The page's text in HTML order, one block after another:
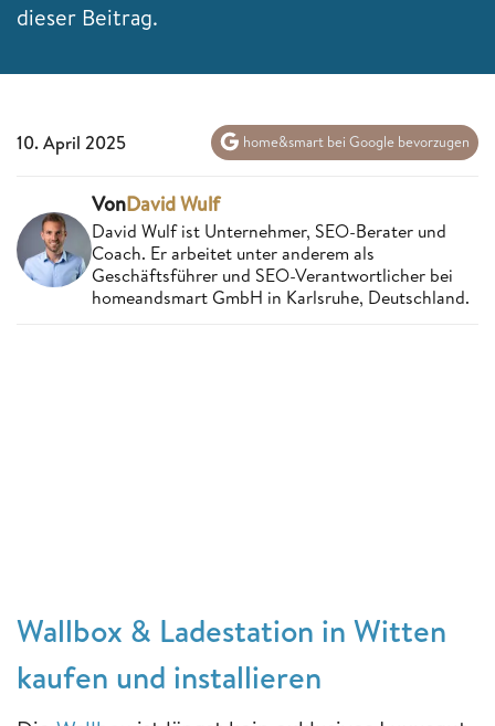
dieser Beitrag.
10. April 2025 home&smart bei Google bevorzugen
VonDavid Wulf
David Wulf ist Unternehmer, SEO-Berater und
Coach. Er arbeitet unter anderem als
Geschäftsführer und SEO-Verantwortlicher bei
homeandsmart GmbH in Karlsruhe, Deutschland.
Wallbox & Ladestation in Witten
kaufen und installieren